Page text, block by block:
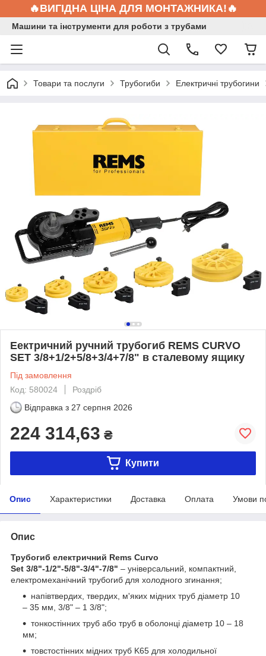
🔥ВИГІДНА ЦІНА ДЛЯ МОНТАЖНИКА!🔥
Машини та інструменти для роботи з трубами
Товари та послуги Трубогиби Електричні трубогини
Еектричний ручний трубогиб REMS CURVO
SET 3/8+1/2+5/8+3/4+7/8" в сталевому ящику
Під замовлення
Код: 580024
Роздріб
Відправка з 27 серпня 2026
224 314,63 ₴
Купити
Опис Характеристики Доставка Оплата Умови
Опис
Трубогиб електричний Rems Curvo
Set 3/8"-1/2"-5/8"-3/4"-7/8" – універсальний, компактний,
електромеханічний трубогиб для холодного згинання;
напівтвердих, твердих, м'яких мідних труб діаметр 10
– 35 мм, 3/8" – 1 3/8";
тонкостінних труб або труб в оболонці діаметр 10 – 18
мм;
товстостінних мідних труб K65 для холодильної